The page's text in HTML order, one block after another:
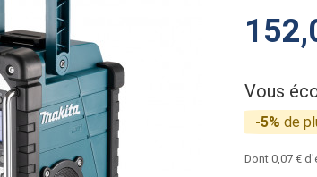
Vous
-5% de
Dont 0,07 €